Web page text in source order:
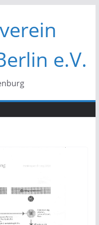
e.V.